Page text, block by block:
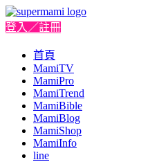
登入／註冊
首頁
MamiTV
MamiPro
MamiTrend
MamiBible
MamiBlog
MamiShop
MamiInfo
line